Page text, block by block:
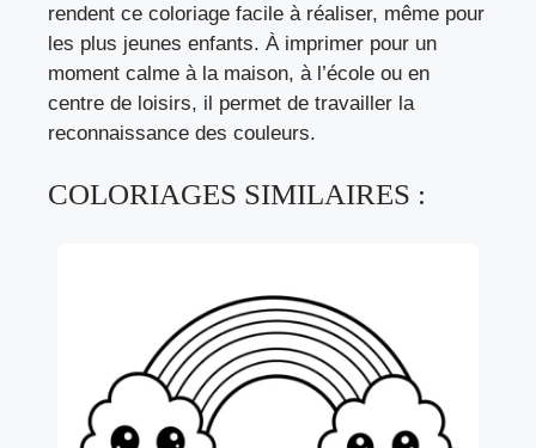
rendent ce coloriage facile à réaliser, même pour
les plus jeunes enfants. À imprimer pour un
moment calme à la maison, à l’école ou en
centre de loisirs, il permet de travailler la
reconnaissance des couleurs.
COLORIAGES SIMILAIRES :